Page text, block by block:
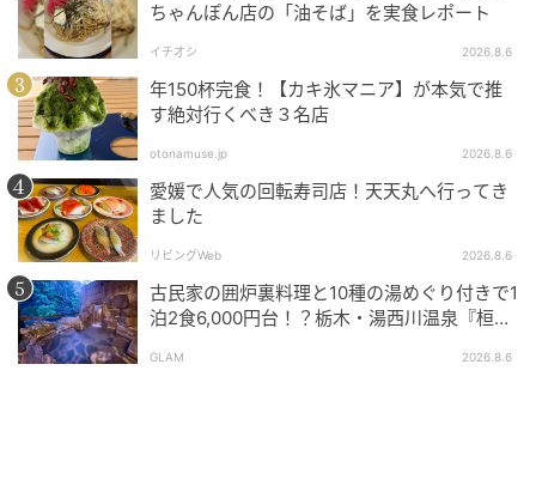
ロビーを抜けた先にあるこちらのエリアでは、メイン
ホールで上映されている作品の背景やアーティストの
人生を、テキストやムービーで知ることができます。
これから始まる没入体験への期待感がUPすること間違
いなし！
③メインホール
ちゃんぽん店の「油そば」を実食レポート
イチオシ 2026.8.6
年150杯完食！【カキ氷マニア】が本気で推
す絶対行くべき３名店
otonamuse.jp 2026.8.6
愛媛で人気の回転寿司店！天天丸へ行ってき
ました
リビングWeb 2026.8.6
古民家の囲炉裏料理と10種の湯めぐり付きで1
泊2食6,000円台！？栃木・湯西川温泉『桓武
GLAM 2026.8.6